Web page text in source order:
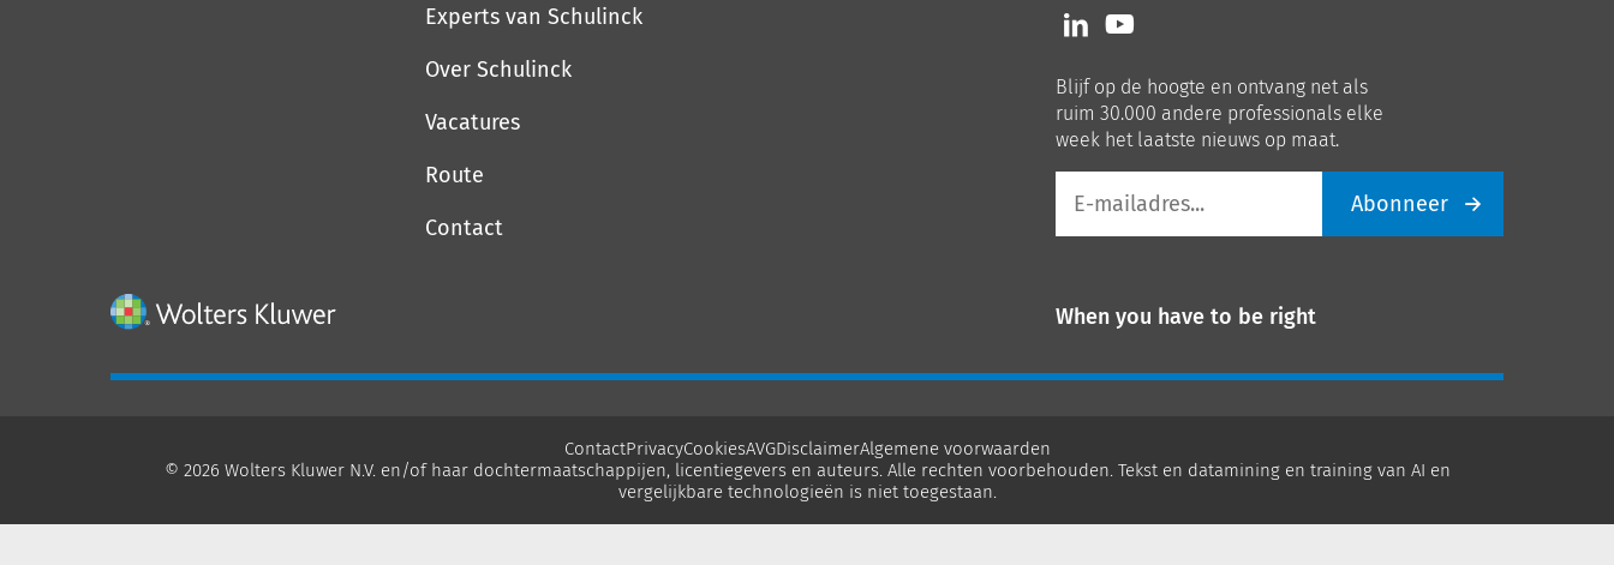
Experts van Schulinck
Over Schulinck
Vacatures
Route
Contact
Volg
ons
LinkedIn
Volg
ons
Youtube
Blijf op de hoogte en ontvang net als
ruim 30.000 andere professionals elke
week het laatste nieuws op maat.
mailadres
Abonneer
When you have to be right
ContactPrivacyCookiesAVGDisclaimerAlgemene voorwaarden
© 2026 Wolters Kluwer N.V. en/of haar dochtermaatschappijen, licentiegevers en auteurs. Alle rechten voorbehouden. Tekst en datamining en training van AI en
vergelijkbare technologieën is niet toegestaan.